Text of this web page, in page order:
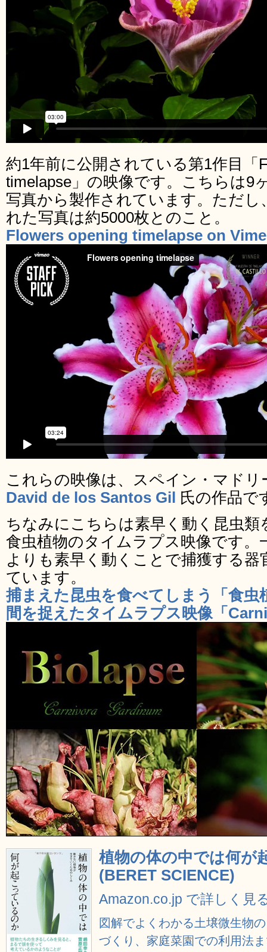
約1年前に公開されている第1作目「
timelapse」の映像です。こちらは9
写真から製作されています。ただし
れた写真は約5000枚とのこと。
Flowers opening timelapse on
これらの映像は、スペイン・マド
David de los Santos Gil
氏の作品で
ちなみにこちらは素早く動く昆虫類
食虫植物のタイムラプス映像です。
よりも素早く動くことで捕獲する器
ています。
捕まえた昆虫を食べてしまう「食虫
間を捉えたタイムラプス映像「
植物の体の中では何が
(BERET SCIENCE)
Amazon.co.jp で詳しく見
図解でよくわかる土壌微生物
づくり、家庭菜園での利用法